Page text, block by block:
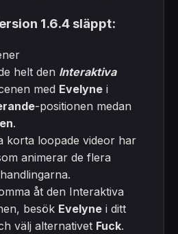
1.6.4 släppt:
helt den Interaktiva
med Evelyne i
-positionen medan
.
korta loopade videor har
animerar de flera
åt den Interaktiva
besök Evelyne i ditt
välj alternativet Fuck.